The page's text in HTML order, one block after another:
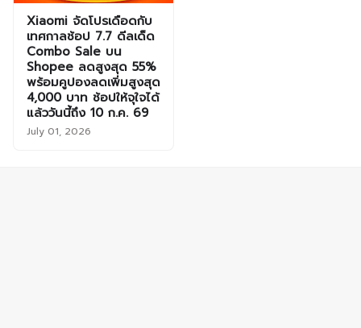
Xiaomi จัดโปรเดือดกับ
เทศกาลช้อป 7.7 ดีลเด็ด
Combo Sale บน
Shopee ลดสูงสุด 55%
พร้อมคูปองลดเพิ่มสูงสุด
4,000 บาท ช้อปให้จุใจได้
แล้ววันนี้ถึง 10 ก.ค. 69
July 01, 2026